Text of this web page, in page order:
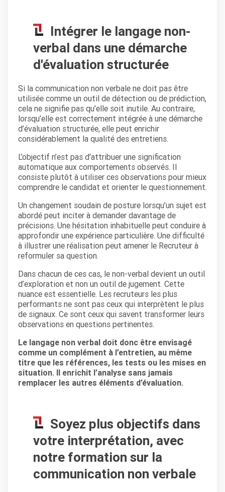
Intégrer le langage non-
verbal dans une démarche
d'évaluation structurée
Si la communication non verbale ne doit pas être
utilisée comme un outil de détection ou de prédiction,
cela ne signifie pas qu’elle soit inutile. Au contraire,
lorsqu’elle est correctement intégrée à une démarche
d’évaluation structurée, elle peut enrichir
considérablement la qualité des entretiens.
L’objectif n’est pas d’attribuer une signification
automatique aux comportements observés. Il
consiste plutôt à utiliser ces observations pour mieux
comprendre le candidat et orienter le questionnement.
Un changement soudain de posture lorsqu’un sujet est
abordé peut inciter à demander davantage de
précisions. Une hésitation inhabituelle peut conduire à
approfondir une expérience particulière. Une difficulté
à illustrer une réalisation peut amener le Recruteur à
reformuler sa question.
Dans chacun de ces cas, le non-verbal devient un outil
d’exploration et non un outil de jugement. Cette
nuance est essentielle. Les recruteurs les plus
performants ne sont pas ceux qui interprètent le plus
de signaux. Ce sont ceux qui savent transformer leurs
observations en questions pertinentes.
Le langage non verbal doit donc être envisagé
comme un complément à l’entretien, au même
titre que les références, les tests ou les mises en
situation. Il enrichit l’analyse sans jamais
remplacer les autres éléments d’évaluation.
Soyez plus objectifs dans
votre interprétation, avec
notre formation sur la
communication non verbale